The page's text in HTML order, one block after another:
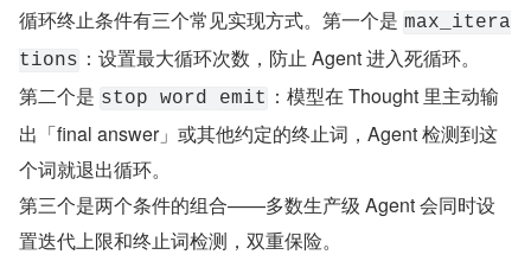
循环终止条件有三个常见实现方式。第一个是 max_itera
tions ：设置最大循环次数，防止 Agent 进入死循环。
第二个是 stop word emit ：模型在 Thought 里主动输
出「final answer」或其他约定的终止词，Agent 检测到这
个词就退出循环。
第三个是两个条件的组合——多数生产级 Agent 会同时设
置迭代上限和终止词检测，双重保险。